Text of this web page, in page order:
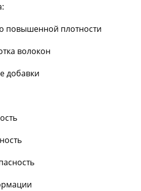
повышенной плотности
волокон
добавки